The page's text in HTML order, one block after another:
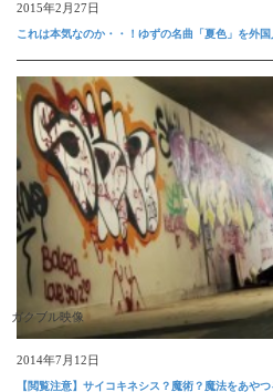
2015年2月27日
これは本気なのか・・！ゆずの名曲「夏色」を外国
ガクブル映像
2014年7月12日
【閲覧注意】サイコキネシス？魔術？魔法をあや